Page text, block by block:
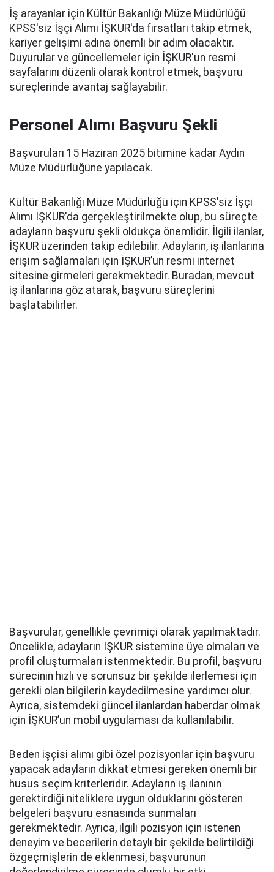
İş arayanlar için Kültür Bakanlığı Müze Müdürlüğü
KPSS'siz İşçi Alımı İŞKUR'da fırsatları takip etmek,
kariyer gelişimi adına önemli bir adım olacaktır.
Duyurular ve güncellemeler için İŞKUR'un resmi
sayfalarını düzenli olarak kontrol etmek, başvuru
süreçlerinde avantaj sağlayabilir.
Personel Alımı Başvuru Şekli
Başvuruları 15 Haziran 2025 bitimine kadar Aydın
Müze Müdürlüğüne yapılacak.
Kültür Bakanlığı Müze Müdürlüğü için KPSS'siz İşçi
Alımı İŞKUR'da gerçekleştirilmekte olup, bu süreçte
adayların başvuru şekli oldukça önemlidir. İlgili ilanlar,
İŞKUR üzerinden takip edilebilir. Adayların, iş ilanlarına
erişim sağlamaları için İŞKUR’un resmi internet
sitesine girmeleri gerekmektedir. Buradan, mevcut
iş ilanlarına göz atarak, başvuru süreçlerini
başlatabilirler.
Başvurular, genellikle çevrimiçi olarak yapılmaktadır.
Öncelikle, adayların İŞKUR sistemine üye olmaları ve
profil oluşturmaları istenmektedir. Bu profil, başvuru
sürecinin hızlı ve sorunsuz bir şekilde ilerlemesi için
gerekli olan bilgilerin kaydedilmesine yardımcı olur.
Ayrıca, sistemdeki güncel ilanlardan haberdar olmak
için İŞKUR’un mobil uygulaması da kullanılabilir.
Beden işçisi alımı gibi özel pozisyonlar için başvuru
yapacak adayların dikkat etmesi gereken önemli bir
husus seçim kriterleridir. Adayların iş ilanının
gerektirdiği niteliklere uygun olduklarını gösteren
belgeleri başvuru esnasında sunmaları
gerekmektedir. Ayrıca, ilgili pozisyon için istenen
deneyim ve becerilerin detaylı bir şekilde belirtildiği
özgeçmişlerin de eklenmesi, başvurunun